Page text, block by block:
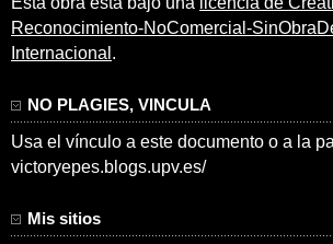
Reconocimiento-NoComercial-
Internacional .
NO PLAGIES, VINCULA
Usa el vínculo a este documento o a la
victoryepes.blogs.upv.es/
Mis sitios